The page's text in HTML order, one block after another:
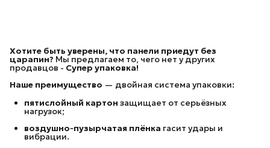
Хотите быть уверены, что панели приедут без
царапин? Мы предлагаем то, чего нет у других
продавцов - Супер упаковка!
Наше преимущество — двойная система упаковки:
пятислойный картон защищает от серьёзных
нагрузок;
воздушно‑пузырчатая плёнка гасит удары и
вибрации.